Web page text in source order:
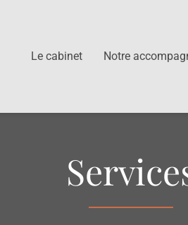
Le cabinet Notre